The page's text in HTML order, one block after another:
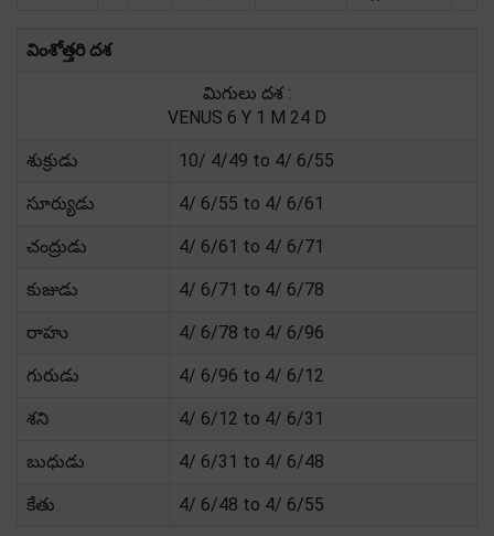
వింశోత్తరి దశ
మిగులు దశ :
VENUS 6 Y 1 M 24 D
శుక్రుడు 10/ 4/49 to 4/ 6/55
సూర్యుడు 4/ 6/55 to 4/ 6/61
చంద్రుడు 4/ 6/61 to 4/ 6/71
కుజుడు 4/ 6/71 to 4/ 6/78
రాహు 4/ 6/78 to 4/ 6/96
గురుడు 4/ 6/96 to 4/ 6/12
శని 4/ 6/12 to 4/ 6/31
బుధుడు 4/ 6/31 to 4/ 6/48
కేతు 4/ 6/48 to 4/ 6/55